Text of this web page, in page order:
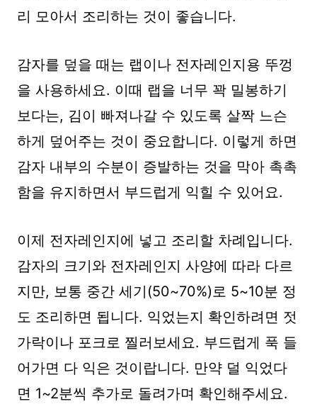
리 모아서 조리하는 것이 좋습니다.
감자를 덮을 때는 랩이나 전자레인지용 뚜껑
을 사용하세요. 이때 랩을 너무 꽉 밀봉하기
보다는, 김이 빠져나갈 수 있도록 살짝 느슨
하게 덮어주는 것이 중요합니다. 이렇게 하면
감자 내부의 수분이 증발하는 것을 막아 촉촉
함을 유지하면서 부드럽게 익힐 수 있어요.
이제 전자레인지에 넣고 조리할 차례입니다.
감자의 크기와 전자레인지 사양에 따라 다르
지만, 보통 중간 세기(50~70%)로 5~10분 정
도 조리하면 됩니다. 익었는지 확인하려면 젓
가락이나 포크로 찔러보세요. 부드럽게 푹 들
어가면 다 익은 것이랍니다. 만약 덜 익었다
면 1~2분씩 추가로 돌려가며 확인해주세요.